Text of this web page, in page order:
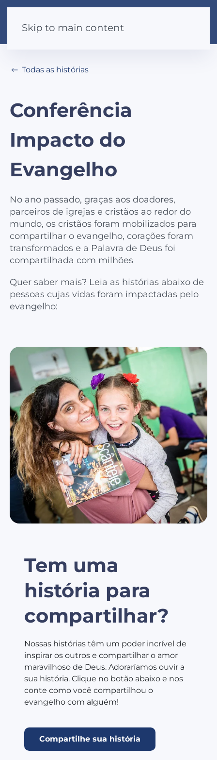
Skip to main content
Todas as histórias
Conferência
Impacto do
Evangelho
No ano passado, graças aos doadores,
parceiros de igrejas e cristãos ao redor do
mundo, os cristãos foram mobilizados para
compartilhar o evangelho, corações foram
transformados e a Palavra de Deus foi
compartilhada com milhões
Quer saber mais? Leia as histórias abaixo de
pessoas cujas vidas foram impactadas pelo
evangelho:
Tem uma
história para
compartilhar?
Nossas histórias têm um poder incrível de
inspirar os outros e compartilhar o amor
maravilhoso de Deus. Adoraríamos ouvir a
sua história. Clique no botão abaixo e nos
conte como você compartilhou o
evangelho com alguém!
Compartilhe sua história